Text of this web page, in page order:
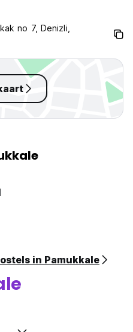
the
no 7, Denizli,
in Pamukkale